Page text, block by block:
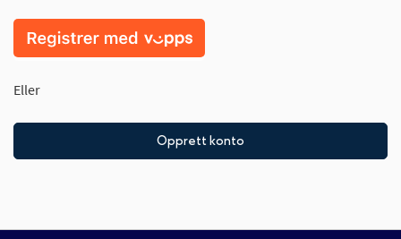
Eller
Opprett konto